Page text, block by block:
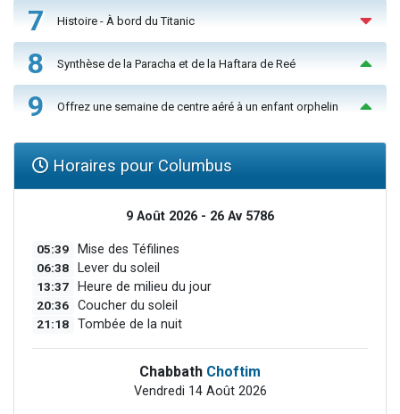
7 Histoire - À bord du Titanic
8 Synthèse de la Paracha et de la Haftara de Reé
9 Offrez une semaine de centre aéré à un enfant orphelin
Horaires pour Columbus
9 Août 2026 - 26 Av 5786
05:39 Mise des Téfilines
06:38 Lever du soleil
13:37 Heure de milieu du jour
20:36 Coucher du soleil
21:18 Tombée de la nuit
Chabbath Choftim
Vendredi 14 Août 2026